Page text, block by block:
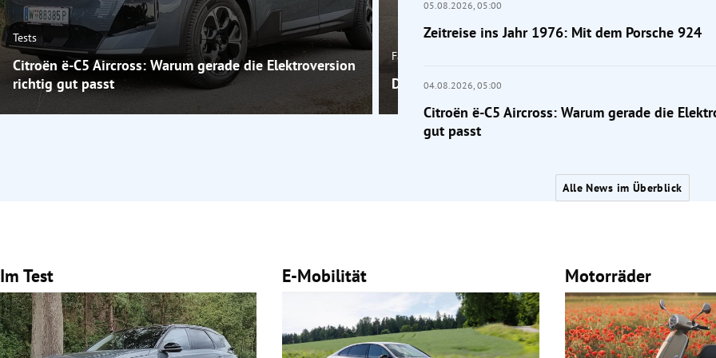
Tests
Citroën ë-C5 Aircross: Warum gerade die Elektroversion
richtig gut passt
Fahrbericht
Die neue Honda WN7: Lautlos, aber nicht unauffällig
05.08.2026, 05:00
Zeitreise ins Jahr 1976: Mit dem Porsche 924
04.08.2026, 05:00
Citroën ë-C5 Aircross: Warum gerade die
gut passt
Alle News im Überblick
Im Test E-Mobilität Motorräder